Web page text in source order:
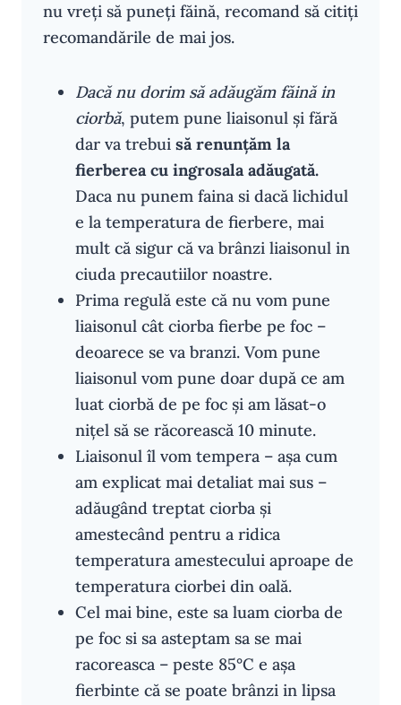
nu vreți să puneți făină, recomand să citiți
recomandările de mai jos.
Dacă nu dorim să adăugăm făină in
ciorbă, putem pune liaisonul și fără
dar va trebui să renunțăm la
fierberea cu ingrosala adăugată.
Daca nu punem faina si dacă lichidul
e la temperatura de fierbere, mai
mult că sigur că va brânzi liaisonul in
ciuda precautiilor noastre.
Prima regulă este că nu vom pune
liaisonul cât ciorba fierbe pe foc –
deoarece se va branzi. Vom pune
liaisonul vom pune doar după ce am
luat ciorbă de pe foc și am lăsat-o
nițel să se răcorească 10 minute.
Liaisonul îl vom tempera – așa cum
am explicat mai detaliat mai sus –
adăugând treptat ciorba și
amestecând pentru a ridica
temperatura amestecului aproape de
temperatura ciorbei din oală.
Cel mai bine, este sa luam ciorba de
pe foc si sa asteptam sa se mai
racoreasca – peste 85°C e așa
fierbinte că se poate brânzi in lipsa